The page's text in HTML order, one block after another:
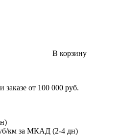
В корзину
от 100 000 руб.
км за МКАД (2-4 дн)